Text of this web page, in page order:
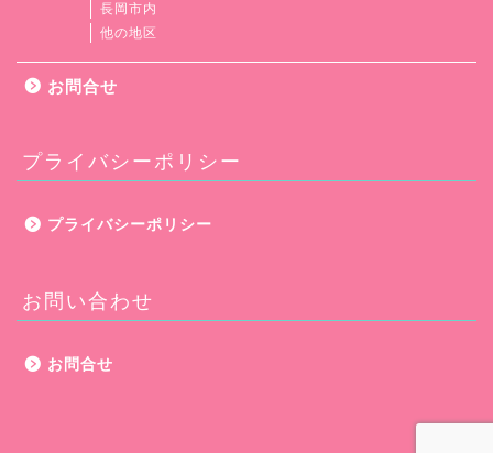
長岡市内
他の地区
お問合せ
プライバシーポリシー
プライバシーポリシー
お問い合わせ
お問合せ